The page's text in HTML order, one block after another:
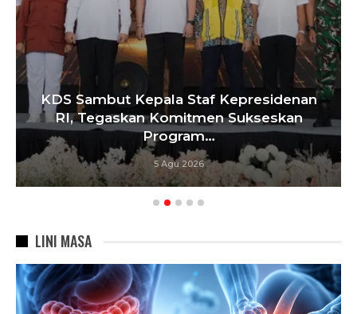
KDS Sambut Kepala Staf Kepresidenan
RI, Tegaskan Komitmen Sukseskan
Program…
5 Agu 2026
LINI MASA